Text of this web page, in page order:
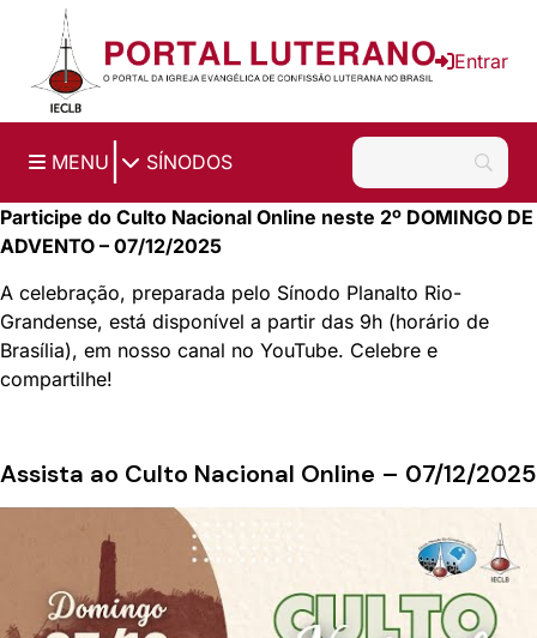
Ir para o conteúdo principal
Entrar
MENU SÍNODOS
Participe do Culto Nacional Online neste 2º DOMINGO DE
ADVENTO – 07/12/2025
A celebração, preparada pelo Sínodo Planalto Rio-
Grandense, está disponível a partir das 9h (horário de
Brasília), em nosso canal no YouTube. Celebre e
compartilhe!
Assista ao Culto Nacional Online – 07/12/2025